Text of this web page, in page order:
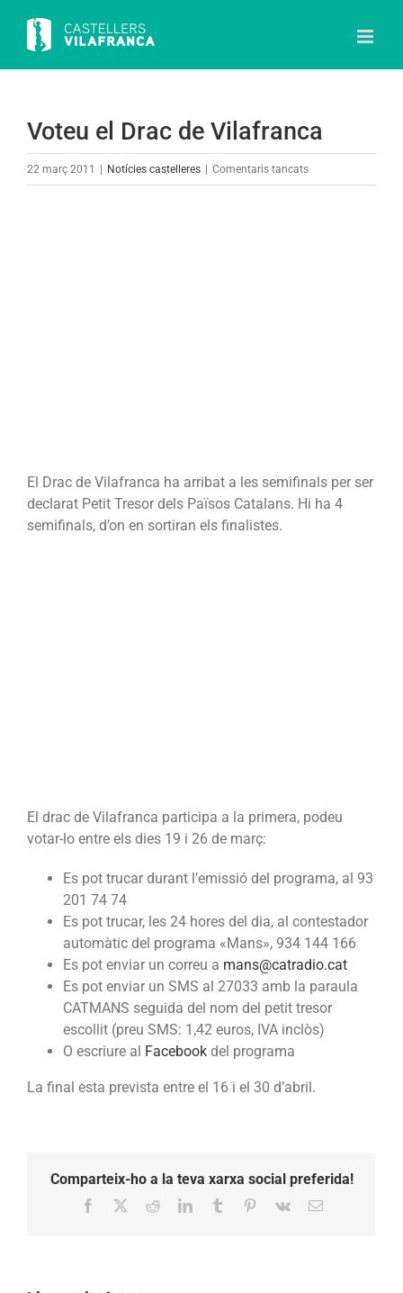
content
Voteu el Drac de Vilafranca
22 març 2011 Notícies castelleres Comentaris tancatsa
El Drac de Vilafranca ha arribat a les semifinals per ser
declarat Petit Tresor dels Països Catalans. Hi ha 4
semifinals, d’on en sortiran els finalistes.
El drac de Vilafranca participa a la primera, podeu
votar-lo entre els dies 19 i 26 de març:
Es pot trucar durant l’emissió del programa, al 93
201 74 74
Es pot trucar, les 24 hores del dia, al contestador
automàtic del programa «Mans», 934 144 166
Es pot enviar un correu a mans@catradio.cat
Es pot enviar un SMS al 27033 amb la paraula
CATMANS seguida del nom del petit tresor
escollit (preu SMS: 1,42 euros, IVA inclòs)
O escriure al Facebook del programa
La final esta prevista entre el 16 i el 30 d’abril.
Comparteix-ho a la teva xarxa social preferida!
Facebook RedditLinkedInTumblr Pinterest
Vk Email: